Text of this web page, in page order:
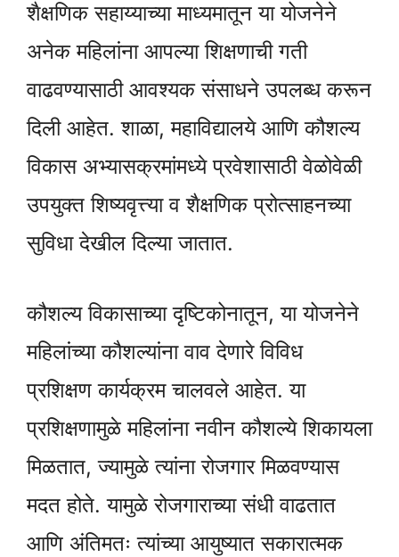
शैक्षणिक सहाय्याच्या माध्यमातून या योजनेने
अनेक महिलांना आपल्या शिक्षणाची गती
वाढवण्यासाठी आवश्यक संसाधने उपलब्ध करून
दिली आहेत. शाळा, महाविद्यालये आणि कौशल्य
विकास अभ्यासक्रमांमध्ये प्रवेशासाठी वेळोवेळी
उपयुक्त शिष्यवृत्त्या व शैक्षणिक प्रोत्साहनच्या
सुविधा देखील दिल्या जातात.
कौशल्य विकासाच्या दृष्टिकोनातून, या योजनेने
महिलांच्या कौशल्यांना वाव देणारे विविध
प्रशिक्षण कार्यक्रम चालवले आहेत. या
प्रशिक्षणामुळे महिलांना नवीन कौशल्ये शिकायला
मिळतात, ज्यामुळे त्यांना रोजगार मिळवण्यास
मदत होते. यामुळे रोजगाराच्या संधी वाढतात
आणि अंतिमतः त्यांच्या आयुष्यात सकारात्मक